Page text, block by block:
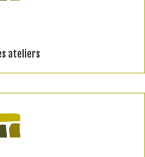
ateliers